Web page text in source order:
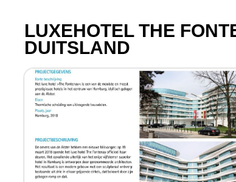
LUXEHOTEL THE
DUITSLAND